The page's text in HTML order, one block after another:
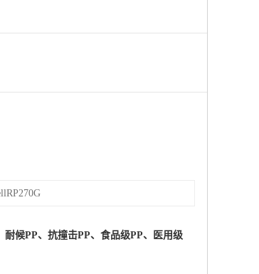
候PP、抗撞击PP、食品级PP、医用级